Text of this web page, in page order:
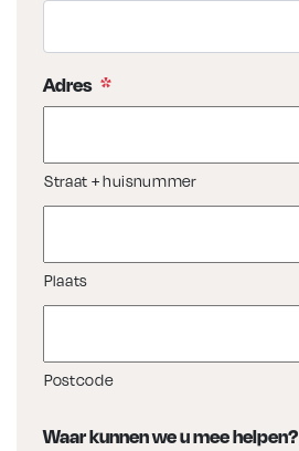
Adres *
Straat + huisnummer
Plaats
Postcode
Waar kunnen we u mee helpen?